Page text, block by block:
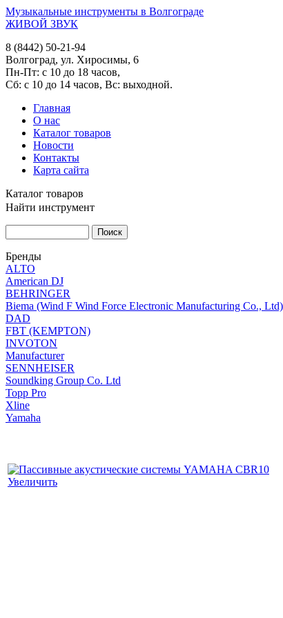
Музыкальные инструменты в Волгограде
ЖИВОЙ ЗВУК
8 (8442) 50-21-94
Волгоград, ул. Хиросимы, 6
Пн-Пт: с 10 до 18 часов,
Сб: с 10 до 14 часов, Вс: выходной.
Главная
О нас
Каталог товаров
Новости
Контакты
Карта сайта
Каталог товаров
Найти инструмент
Бренды
ALTO
American DJ
BEHRINGER
Biema (Wind F Wind Force Electronic Manufacturing Co., Ltd)
DAD
FBT (KEMPTON)
INVOTON
Manufacturer
SENNHEISER
Soundking Group Co. Ltd
Topp Pro
Xline
Yamaha
Увеличить